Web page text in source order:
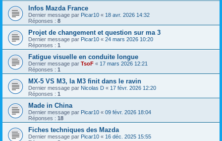
Infos Mazda France
Dernier message par Picar10 « 18 avr. 2026 14:32
Réponses : 8
Projet de changement et question sur ma 3
Dernier message par Picar10 « 24 mars 2026 10:20
Réponses : 1
Fatigue visuelle en conduite longue
Dernier message par TsoF « 17 mars 2026 12:21
Réponses : 1
MX-5 VS M3, la M3 finit dans le ravin
Dernier message par Nicolas D « 17 févr. 2026 12:20
Réponses : 1
Made in China
Dernier message par Picar10 « 09 févr. 2026 18:04
Réponses : 18
Fiches techniques des Mazda
Dernier message par Picar10 « 16 déc. 2025 15:55